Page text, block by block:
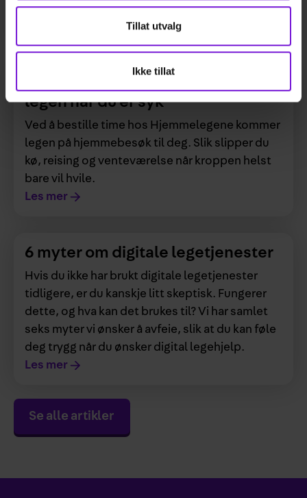
Tillat utvalg
Ikke tillat
Hjemmelegene.
legen når du er syk
Ved å bestille time hos Hjemmelegene kommer
legen på hjemmebesøk til deg. Slik slipper du
kø, reising og venteværelse når kroppen helst
bare vil hvile.
Les mer
6 myter om digitale legetjenester
Hvis du ikke har brukt digitale legetjenester
tidligere, er du kanskje litt skeptisk. Fungerer
dette, og hva kan det brukes til? Vi har samlet
seks myter vi ønsker å avfeie, slik at du kan føle
deg trygg når du ønsker digital legehjelp.
Les mer
Se alle artikler